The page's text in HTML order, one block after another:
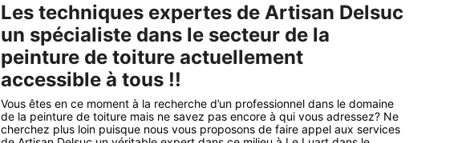
Les techniques expertes de Artisan Delsuc
un spécialiste dans le secteur de la
peinture de toiture actuellement
accessible à tous !!
Vous êtes en ce moment à la recherche d’un professionnel dans le domaine
de la peinture de toiture mais ne savez pas encore à qui vous adressez? Ne
cherchez plus loin puisque nous vous proposons de faire appel aux services